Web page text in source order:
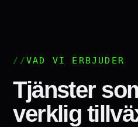
VAD VI ERBJUDER
Tjänster
verklig